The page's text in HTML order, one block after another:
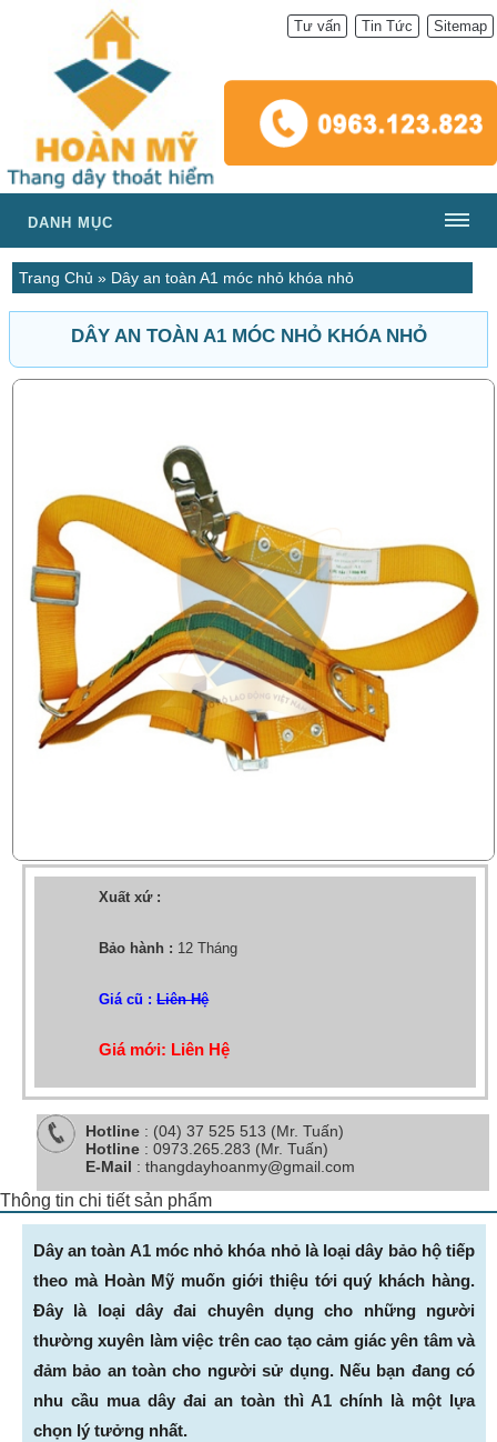
Tư vấn Tin Tức Sitemap
DANH MỤC
Trang Chủ » Dây an toàn A1 móc nhỏ khóa nhỏ
DÂY AN TOÀN A1 MÓC NHỎ KHÓA NHỎ
Xuất xứ :
Bảo hành : 12 Tháng
Giá cũ :Liên Hệ
Giá mới: Liên Hệ
Hotline : (04) 37 525 513 (Mr. Tuấn)
Hotline : 0973.265.283 (Mr. Tuấn)
E-Mail : thangdayhoanmy@gmail.com
Thông tin chi tiết sản phẩm
Dây an toàn A1 móc nhỏ khóa nhỏ là loại dây bảo hộ tiếp
theo mà Hoàn Mỹ muốn giới thiệu tới quý khách hàng.
Đây là loại dây đai chuyên dụng cho những người
thường xuyên làm việc trên cao tạo cảm giác yên tâm và
đảm bảo an toàn cho người sử dụng. Nếu bạn đang có
nhu cầu mua dây đai an toàn thì A1 chính là một lựa
chọn lý tưởng nhất.